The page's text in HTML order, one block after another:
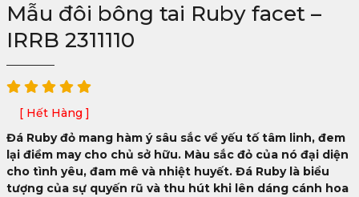
Mẫu đôi bông tai Ruby facet –
IRRB 2311110
[ Hết Hàng ]
Đá Ruby đỏ mang hàm ý sâu sắc về yếu tố tâm linh, đem
lại điềm may cho chủ sở hữu. Màu sắc đỏ của nó đại diện
cho tình yêu, đam mê và nhiệt huyết. Đá Ruby là biểu
tượng của sự quyến rũ và thu hút khi lên dáng cánh hoa